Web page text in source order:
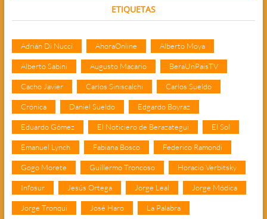
ETIQUETAS
Adrián Di Nucci AhoraOnline Alberto Moya
Alberto Sabini Augusto Macario BeraUnPaisTV
Cacho Javier Carlos Siniscalchi Carlos Sueldo
Crónica Daniel Sueldo Edgardo Boyraz
Eduardo Gómez El Noticiero de Berazategui El Sol
Emanuel Lynch Fabiana Bosco Federico Ramondi
Gogo Morete Guillermo Troncoso Horacio Verbitsky
Infosur Jesús Ortega Jorge Leal Jorge Módica
Jorge Tronqui José Haro La Palabra